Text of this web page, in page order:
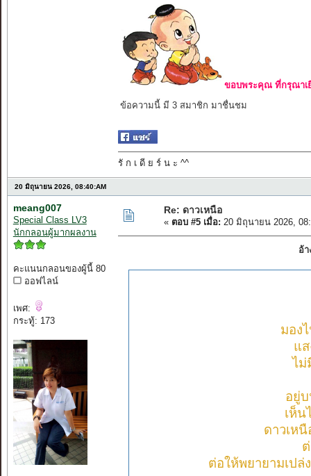
ขอบพระคุณ ที่กรุณาเ
ข้อความนี้ มี 3 สมาชิก มาชื่นชม
รั ก เ ดี ย ร์ น ะ ^^
20 มิถุนายน 2026, 08:40:AM
meang007
Special Class LV3
นักกลอนผู้มากผลงาน
คะแนนกลอนของผู้นี้ 80
ออฟไลน์
เพศ:
กระทู้: 173
Re: ดาวเหนือ
« ตอบ #5 เมื่อ: 20 มิถุนายน 2026,
อ้
มอง
แ
ไม่
อยู่บ
เห็น
ดาวเห
ต่อให้พยายามเปล่